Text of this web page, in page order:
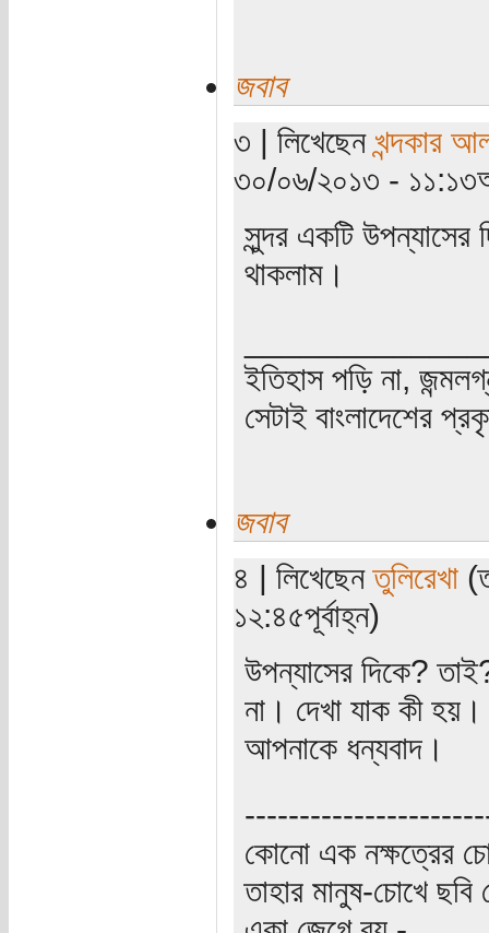
জবাব
৩ | লিখেছেনখন্দকার
৩০/০৬/২০১৩ -
সুন্দর একটি উপন্যাসের
থাকলাম।
ইতিহাস পড়ি না,
সেটাই বাংলাদেশের
জবাব
৪ | লিখেছেনতুলিরেখা
১২:৪৫পূর্বাহ্ন)
উপন্যাসের দিকে?
না। দেখা যাক কী হয়।
আপনাকে ধন্যবাদ।
কোনো এক নক্ষত্রের
তাহার মানুষ-চোখে ছবি